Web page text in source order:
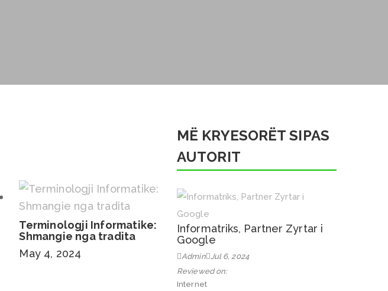
Terminologji Informatike:
Shmangie nga tradita
May 4, 2024
MË KRYESORËT SIPAS
AUTORIT
Informatriks, Partner Zyrtar i
Google
Admin Jul 6, 2024
Reviewed on:
Internet